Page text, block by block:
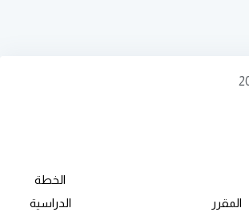
المقرر
الخطة
الدراسية